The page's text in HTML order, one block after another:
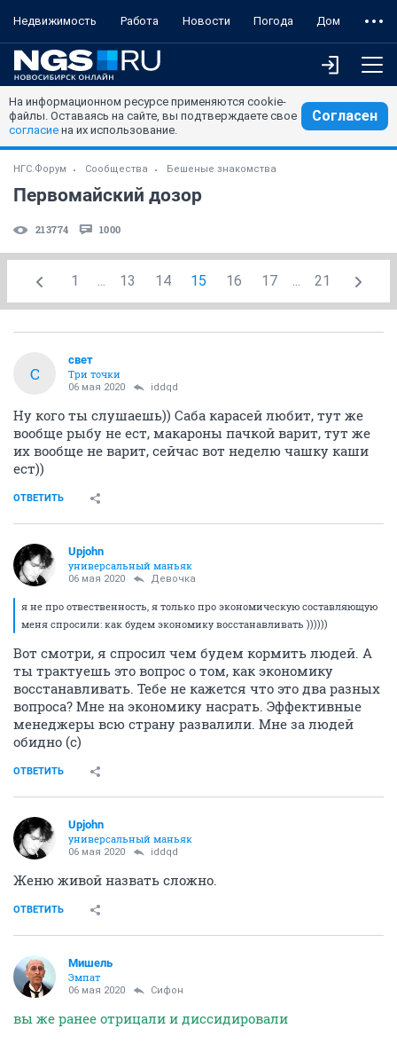
Недвижимость Работа Новости Погода Дом
На информационном ресурсе применяются cookie-
файлы. Оставаясь на сайте, вы подтверждаете свое
согласие на их использование.
Согласен
НГС.Форум Сообщества Бешеные знакомства
Первомайский дозор
213774 1000
1 ... 13 14 15 16 17 ... 21
С
свет
Три точки
06 мая 2020 iddqd
Ну кого ты слушаешь)) Саба карасей любит, тут же
вообще рыбу не ест, макароны пачкой варит, тут же
их вообще не варит, сейчас вот неделю чашку каши
ест))
ОТВЕТИТЬ
Upjohn
универсальный маньяк
06 мая 2020 Девочка
я не про отвественность, я только про экономическую составляющую
меня спросили: как будем экономику восстанавливать ))))))
Вот смотри, я спросил чем будем кормить людей. А
ты трактуешь это вопрос о том, как экономику
восстанавливать. Тебе не кажется что это два разных
вопроса? Мне на экономику насрать. Эффективные
менеджеры всю страну развалили. Мне за людей
обидно (с)
ОТВЕТИТЬ
Upjohn
универсальный маньяк
06 мая 2020 iddqd
Женю живой назвать сложно.
ОТВЕТИТЬ
Мишель
Эмпат
06 мая 2020 Сифон
вы же ранее отрицали и диссидировали